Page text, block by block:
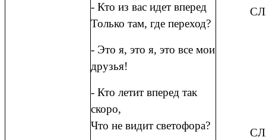
- Кто из вас идет вперед
Только там, где переход?
- Это я, это я, это все мои
друзья!
- Кто летит вперед так
скоро,
Что не видит светофора?